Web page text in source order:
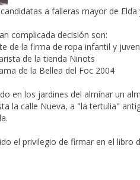
a falleras mayor de
complicada decisión son:
de la firma de ropa infantil y
de la tienda Ninots
de la Bellea del Foc 2004
en los jardines del almínar un
la calle Nueva, a "la tertulia"
el privilegio de firmar en el libro